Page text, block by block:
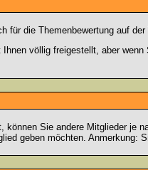
für die Themenbewertung auf
völlig freigestellt, aber
können Sie andere Mitglieder je
geben möchten. Anmerkung: